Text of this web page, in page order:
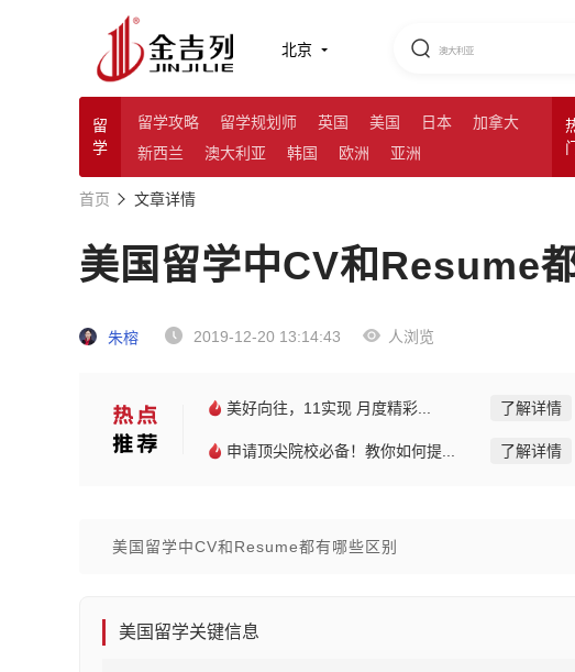
北京
留
学
留学攻略 留学规划师 英国 美国 日本
加拿大
新西兰
澳大利亚 韩国 欧洲 亚洲
首页 文章详情
美国留学中CV和Resume
朱榕 2019-12-20 13:14:43 人浏览
美好向往，11实现 月度精彩... 了解详情
申请顶尖院校必备！教你如何提... 了解详情
美国留学中CV和Resume都有哪些区别
美国留学关键信息